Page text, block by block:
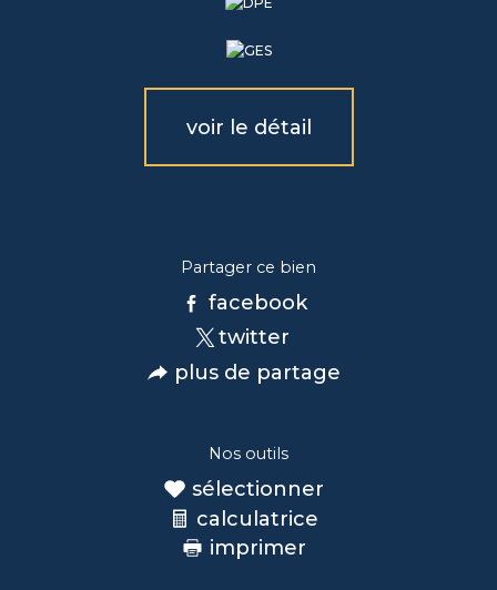
voir le détail
Partager ce bien
facebook
twitter
plus de partage
Nos outils
sélectionner
calculatrice
imprimer